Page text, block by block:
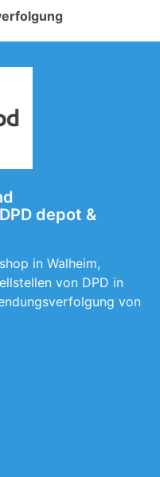
depot &
in Walheim,
von DPD in
von